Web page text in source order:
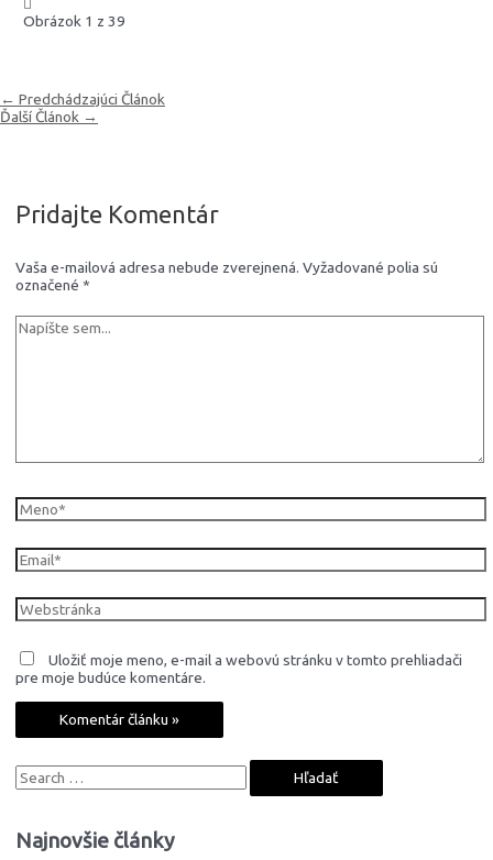
Obrázok 1 z 39
← Predchádzajúci Článok
Ďalší Článok →
Pridajte Komentár
Vaša e-mailová adresa nebude zverejnená. Vyžadované polia sú
označené *
Uložiť moje meno, e-mail a webovú stránku v tomto prehliadači
pre moje budúce komentáre.
Najnovšie články